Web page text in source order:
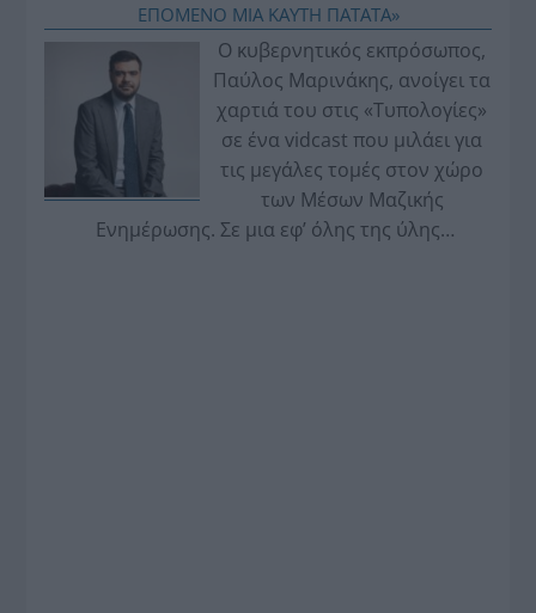
ΕΠΟΜΕΝΟ ΜΙΑ ΚΑΥΤΗ ΠΑΤΑΤΑ»
Ο κυβερνητικός εκπρόσωπος,
Παύλος Μαρινάκης, ανοίγει τα
χαρτιά του στις «Τυπολογίες»
σε ένα vidcast που μιλάει για
τις μεγάλες τομές στον χώρο
των Μέσων Μαζικής
Ενημέρωσης. Σε μια εφ’ όλης της ύλης